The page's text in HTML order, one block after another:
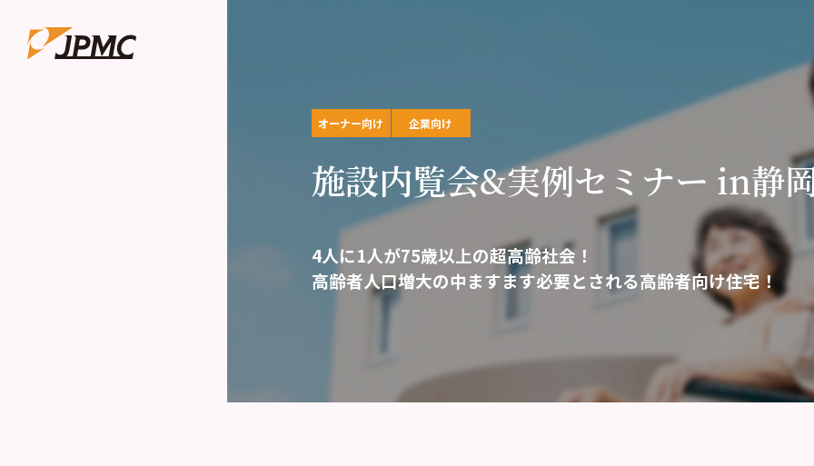
オーナー向け 企業向け
施設内覧会&実例セミナー in静
4人に1人が75歳以上の超高齢社会！
高齢者人口増大の中ますます必要とされる高齢者向け住宅！